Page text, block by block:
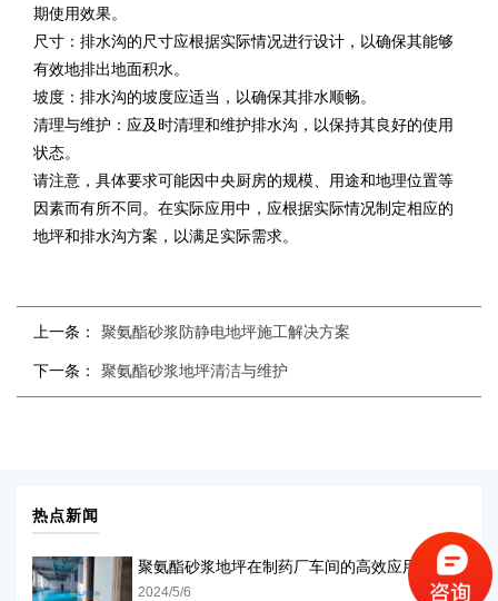
期使用效果。
尺寸：排水沟的尺寸应根据实际情况进行设计，以确保其能够
有效地排出地面积水。
坡度：排水沟的坡度应适当，以确保其排水顺畅。
清理与维护：应及时清理和维护排水沟，以保持其良好的使用
状态。
请注意，具体要求可能因中央厨房的规模、用途和地理位置等
因素而有所不同。在实际应用中，应根据实际情况制定相应的
地坪和排水沟方案，以满足实际需求。
上一条： 聚氨酯砂浆防静电地坪施工解决方案
下一条： 聚氨酯砂浆地坪清洁与维护
热点新闻
聚氨酯砂浆地坪在制药厂车间的高效应用
2024/5/6